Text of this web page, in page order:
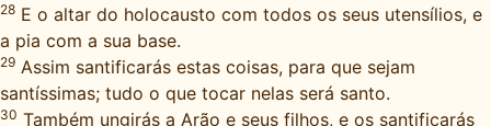
28 E o altar do holocausto com todos os seus utensílios, e
a pia com a sua base.
29 Assim santificarás estas coisas, para que sejam
santíssimas; tudo o que tocar nelas será santo.
30 Também ungirás a Arão e seus filhos, e os santificarás